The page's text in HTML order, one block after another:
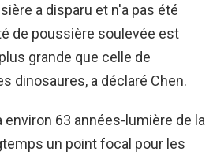
a disparu et n'a pas été
de poussière soulevée est
grande que celle de
dinosaures, a déclaré Chen.
environ 63 années-lumière de la
un point focal pour les